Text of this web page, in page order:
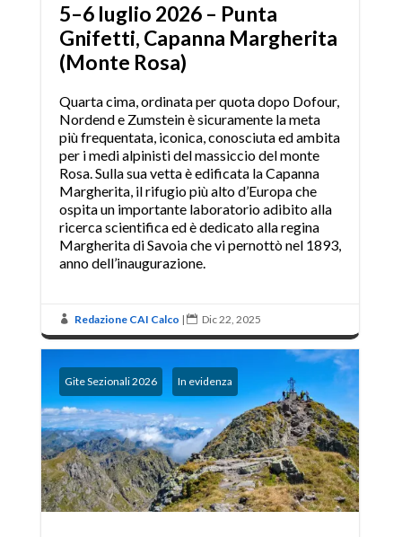
5–6 luglio 2026 – Punta
Gnifetti, Capanna Margherita
(Monte Rosa)
Quarta cima, ordinata per quota dopo Dofour,
Nordend e Zumstein è sicuramente la meta
più frequentata, iconica, conosciuta ed ambita
per i medi alpinisti del massiccio del monte
Rosa. Sulla sua vetta è edificata la Capanna
Margherita, il rifugio più alto d’Europa che
ospita un importante laboratorio adibito alla
ricerca scientifica ed è dedicato alla regina
Margherita di Savoia che vi pernottò nel 1893,
anno dell’inaugurazione.
 Redazione CAI Calco |  Dic 22, 2025
Gite Sezionali 2026 In evidenza